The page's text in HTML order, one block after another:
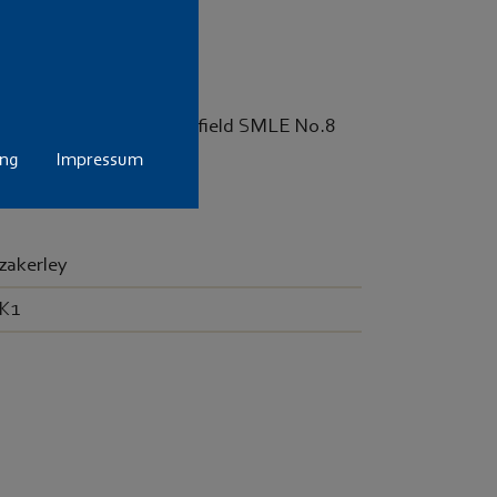
Impressum
Verschluss für Lee Enfield SMLE No.8